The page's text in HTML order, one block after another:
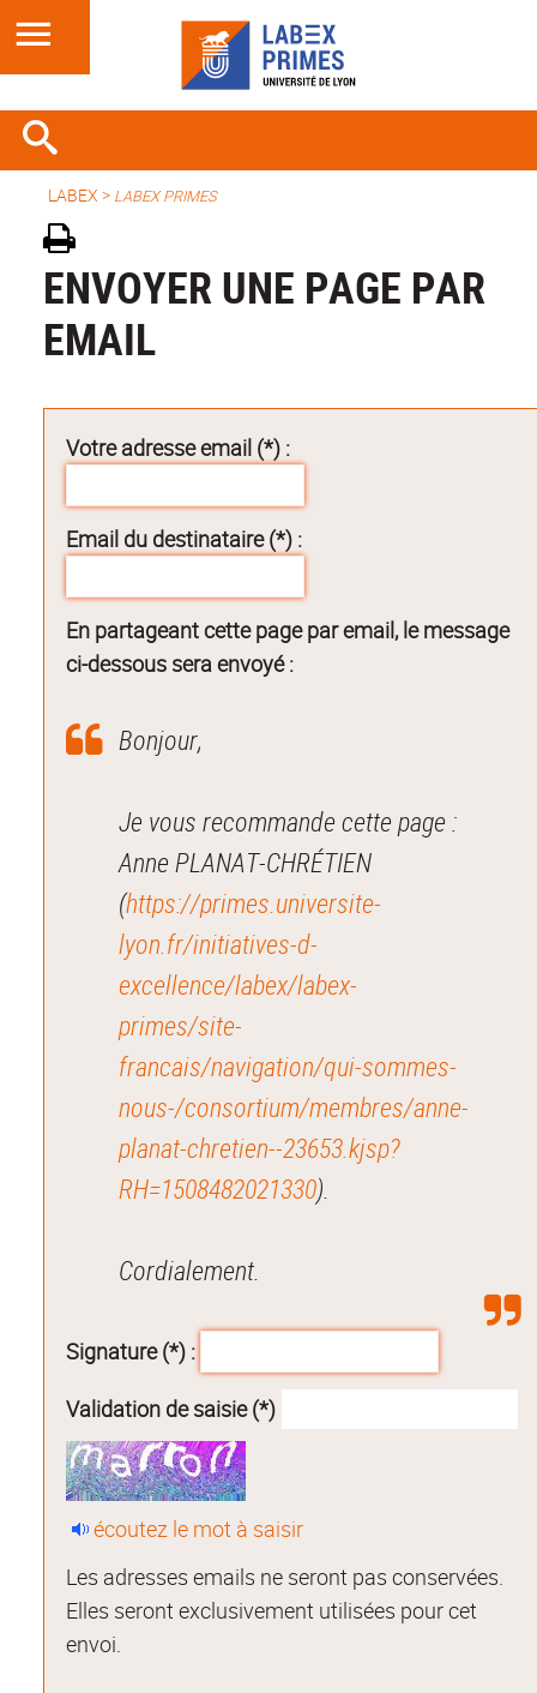
LABEX > LABEX PRIMES
ENVOYER UNE PAGE PAR
EMAIL
Votre adresse email (*) :
Email du destinataire (*) :
En partageant cette page par email, le message
ci-dessous sera envoyé :
Bonjour,
Je vous recommande cette page :
Anne PLANAT-CHRÉTIEN
(https://primes.universite-
lyon.fr/initiatives-d-
excellence/labex/labex-
primes/site-
francais/navigation/qui-sommes-
nous-/consortium/membres/anne-
planat-chretien--23653.kjsp?
RH=1508482021330).
Cordialement.
Signature (*) :
Validation de saisie (*)
écoutez le mot à saisir
Les adresses emails ne seront pas conservées.
Elles seront exclusivement utilisées pour cet
envoi.